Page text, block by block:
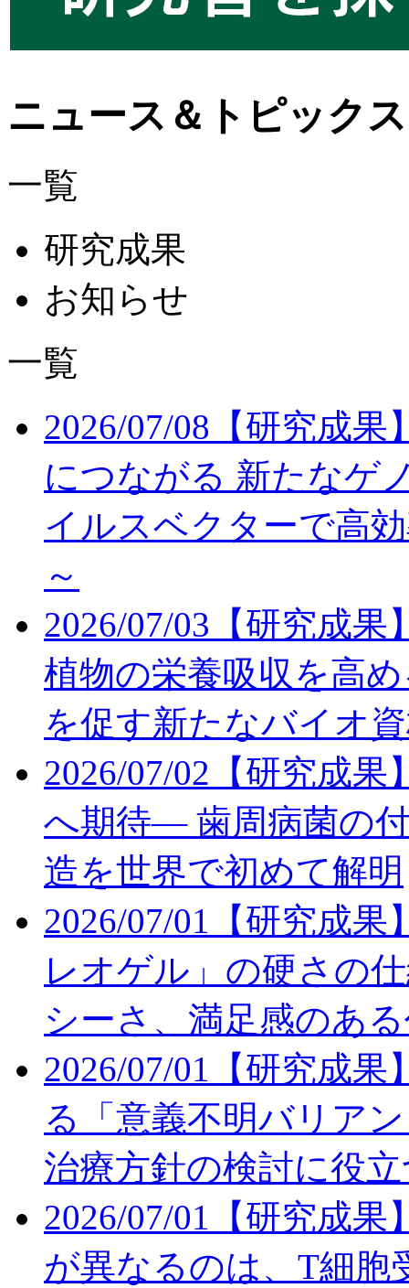
ニュース＆トピックス
一覧
研究成果
お知らせ
一覧
2026/07/08 【研究成
につながる 新たなゲ
イルスベクターで高
～
2026/07/03 【研究成
植物の栄養吸収を高
を促す新たなバイオ
2026/07/02 【研究成
へ期待― 歯周病菌の
造を世界で初めて解明
2026/07/01 【研究成
レオゲル」の硬さの
シーさ、満足感のあ
2026/07/01 【研究成
る「意義不明バリア
治療方針の検討に役
2026/07/01 【研究成
が異なるのは、T細胞